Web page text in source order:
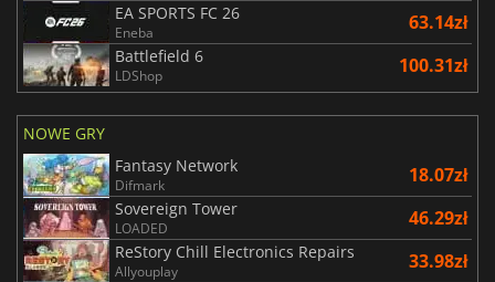
EA SPORTS FC 26
Eneba 63.14zł
Battlefield 6
LDShop 100.31zł
NOWE GRY
Fantasy Network
Difmark 18.07zł
Sovereign Tower
LOADED 46.29zł
ReStory Chill Electronics Repairs
Allyouplay 33.98zł